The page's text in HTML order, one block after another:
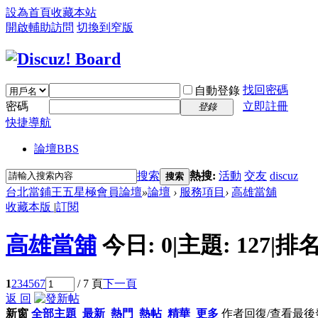
設為首頁收藏本站
開啟輔助訪問 切換到窄版
自動登錄 找回密碼
密碼
登錄
立即註冊
快捷導航
論壇BBS
搜索 搜索 熱搜: 活動 交友 discuz
台北當鋪王五星極會員論壇»論壇 › 服務項目 › 高雄當舖
收藏本版 |訂閱
高雄當舖 今日: 0|主題: 127|排
1234567 / 7 頁下一頁
返 回
新窗 全部主題 最新 熱門 熱帖 精華 更多 作者回復/查看最後